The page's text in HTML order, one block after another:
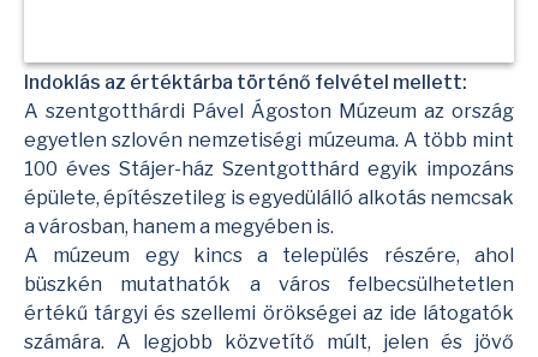
Indoklás az értéktárba történő felvétel mellett:
A szentgotthárdi Pável Ágoston Múzeum az ország
egyetlen szlovén nemzetiségi múzeuma. A több mint
100 éves Stájer-ház Szentgotthárd egyik impozáns
épülete, építészetileg is egyedülálló alkotás nemcsak
a városban, hanem a megyében is.
A múzeum egy kincs a település részére, ahol
büszkén mutathatók a város felbecsülhetetlen
értékű tárgyi és szellemi örökségei az ide látogatók
számára. A legjobb közvetítő múlt, jelen és jövő